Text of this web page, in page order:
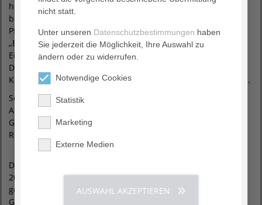
hier rund 2.400 Menschen. Das Rotenburger Krankenhaus
bildet in unterschiedlichen Berufsbildern aus, z.B.
Pflegefachkräfte in der vom Haus mitgetragenen
„Berufsbildende Schulen der Diakonie Rotenburg gGmbH“.
Eine Vielzahl sozialer Projekte charakterisieren das
Diakonieklinikum ebenfalls: Klinikclowns, die Versorgung von
Kindern aus Kriegs- und Krisengebieten und der Sozialfonds.
Seit 2012 hält die AGAPLESION gemeinnützige
Aktiengesellschaft mit 60 Prozent die Mehrheit der
Gesellschafteranteile; der Ev.-luth. Diakonissen-Mutterhaus
Rotenburg e.V. hält 40 Prozent.
Die AGAPLESION gemeinnützige Aktiengesellschaft wurde
2002 in Frankfurt am Main von christlichen Unternehmen
gegründet, um vorwiegend christliche
Gesundheitseinrichtungen in einer anspruchsvollen
nicht statt.
Unter unseren Datenschutzbestimmungen haben
Sie jederzeit die Möglichkeit, Ihre Auswahl zu
ändern oder zu widerrufen.
Notwendige Cookies
Statistik
Marketing
Externe Medien
AUSWAHL AKZEPTIEREN